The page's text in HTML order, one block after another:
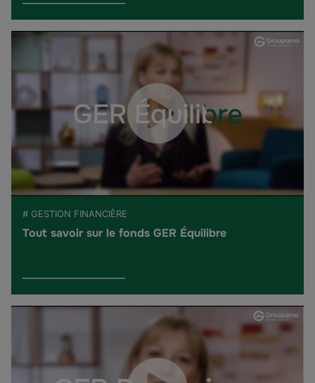
# GESTION FINANCIÈRE
Tout savoir sur le fonds GER Équilibre